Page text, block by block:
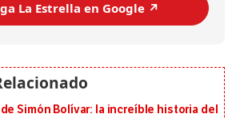
La Estrella en Google ↗️
Simón Bolívar: la increíble historia del